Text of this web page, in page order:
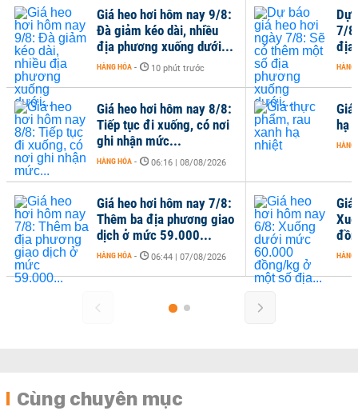
Giá heo hơi hôm nay 9/8:
Đà giảm kéo dài, nhiều
địa phương xuống dưới...
HÀNG HÓA - 10 phút trước
Giá heo hơi hôm nay 8/8:
Tiếp tục đi xuống, có nơi
ghi nhận mức...
HÀNG HÓA - 06:16 | 08/08/2026
Giá heo hơi hôm nay 7/8:
Thêm ba địa phương giao
dịch ở mức 59.000...
HÀNG HÓA - 06:44 | 07/08/2026
Dự
7/
địa
HÀNG
Giá
hạ
HÀNG
HÀNG
Cùng chuyên mục